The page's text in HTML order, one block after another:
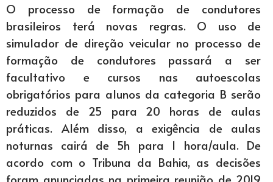
O processo de formação de condutores
brasileiros terá novas regras. O uso de
simulador de direção veicular no processo de
formação de condutores passará a ser
facultativo e cursos nas autoescolas
obrigatórios para alunos da categoria B serão
reduzidos de 25 para 20 horas de aulas
práticas. Além disso, a exigência de aulas
noturnas cairá de 5h para 1 hora/aula. De
acordo com o Tribuna da Bahia, as decisões